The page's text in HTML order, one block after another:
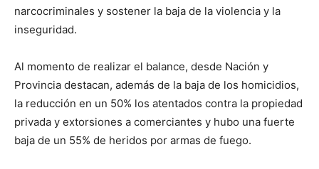
narcocriminales y sostener la baja de la violencia y la
inseguridad.
Al momento de realizar el balance, desde Nación y
Provincia destacan, además de la baja de los homicidios,
la reducción en un 50% los atentados contra la propiedad
privada y extorsiones a comerciantes y hubo una fuerte
baja de un 55% de heridos por armas de fuego.